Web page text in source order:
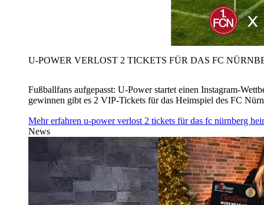
U‑POWER VERLOST 2 TICKETS FÜR DAS FC
Fußballfans aufgepasst: U‑Power startet einen Instagram-
gewinnen gibt es 2 VIP-Tickets für das Heimspiel des FC
Mehr erfahren u‑power verlost 2 tickets für das fc nürnberg
News